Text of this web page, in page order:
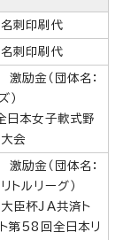
刺印刷代
刺印刷代
励金（団体名：
）
日本女子軟式野
会
励金（団体名：
トルリーグ）
臣杯JA共済ト
第58回全日本リ